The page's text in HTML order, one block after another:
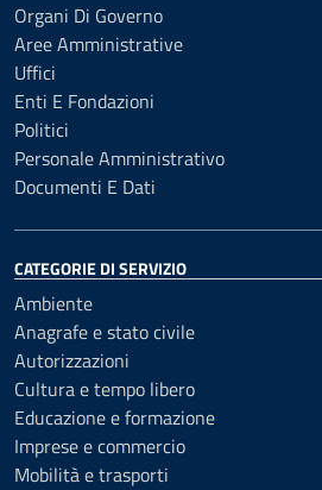
Organi Di Governo
Aree Amministrative
Uffici
Enti E Fondazioni
Politici
Personale Amministrativo
Documenti E Dati
CATEGORIE DI SERVIZIO
Ambiente
Anagrafe e stato civile
Autorizzazioni
Cultura e tempo libero
Educazione e formazione
Imprese e commercio
Mobilità e trasporti